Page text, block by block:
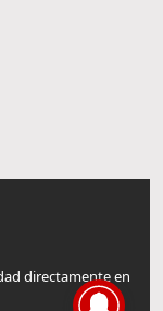
directamente en